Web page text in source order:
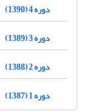
دوره 4 (1390)
دوره 3 (1389)
دوره 2 (1388)
دوره 1 (1387)